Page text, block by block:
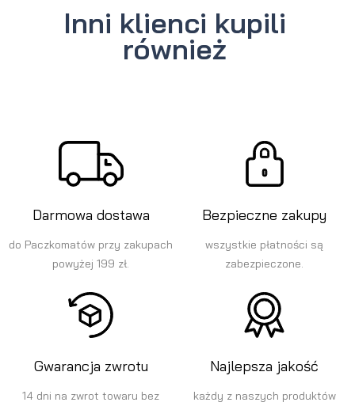
Inni klienci kupili
również
Darmowa dostawa
do Paczkomatów przy zakupach
powyżej 199 zł.
Bezpieczne zakupy
wszystkie płatności są
zabezpieczone.
Gwarancja zwrotu
14 dni na zwrot towaru bez
Najlepsza jakość
każdy z naszych produktów